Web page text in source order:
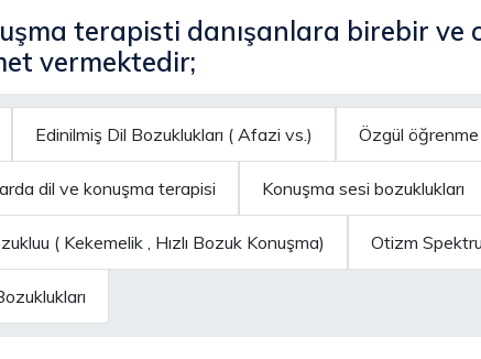
terapisti danışanlara birebir ve
vermektedir;
Edinilmiş Dil Bozuklukları ( Afazi vs.) Özgül
dil ve konuşma terapisi Konuşma sesi bozuklukları
( Kekemelik , Hızlı Bozuk Konuşma) Otizm